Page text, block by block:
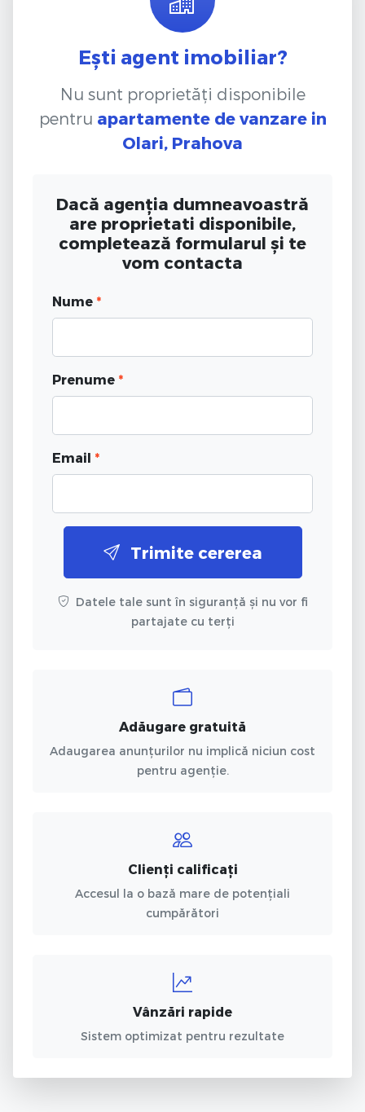
Ești agent imobiliar?
Nu sunt proprietăți disponibile
pentru apartamente de vanzare in
Olari, Prahova
Dacă agenția dumneavoastră
are proprietati disponibile,
completează formularul și te
vom contacta
Nume *
Prenume *
Email *
Trimite cererea
Datele tale sunt în siguranță și nu vor fi
partajate cu terți
Adăugare gratuită
Adaugarea anunțurilor nu implică niciun cost
pentru agenție.
Clienți calificați
Accesul la o bază mare de potențiali
cumpărători
Vânzări rapide
Sistem optimizat pentru rezultate